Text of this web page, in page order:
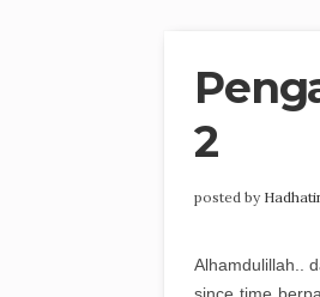
2
posted by
Alhamdulillah..